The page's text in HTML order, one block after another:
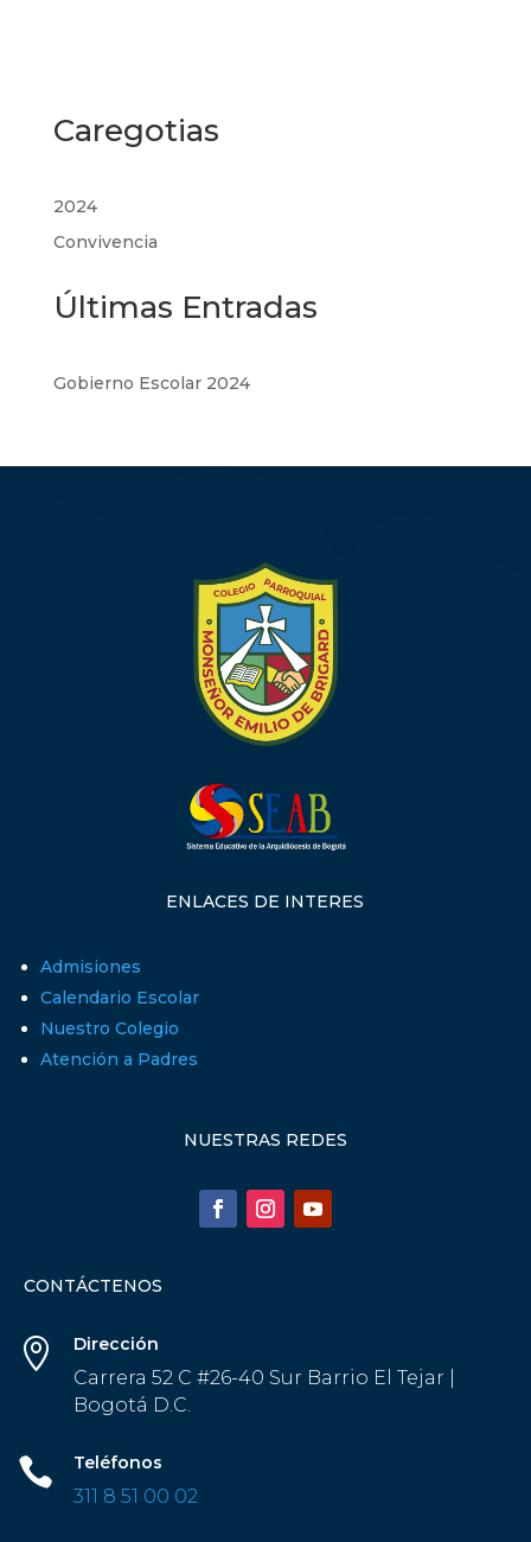
Caregotias
2024
Convivencia
Últimas Entradas
Gobierno Escolar 2024
ENLACES DE INTERES
Admisiones
Calendario Escolar
Nuestro Colegio
Atención a Padres
NUESTRAS REDES
CONTÁCTENOS
 Dirección
Carrera 52 C #26-40 Sur Barrio El Tejar |
Bogotá D.C.
 Teléfonos
311 8 51 00 02